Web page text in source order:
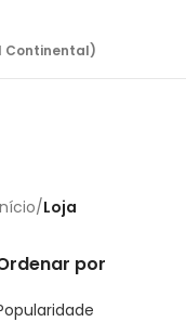
Continental)
/Loja
por